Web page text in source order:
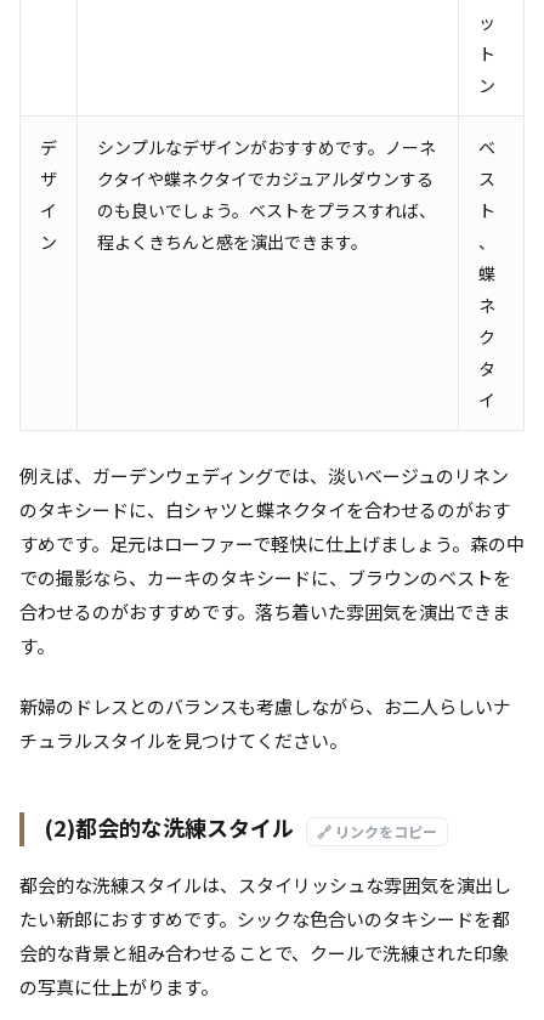
ッ
ト
ン
デ
ザ
イ
ン
シンプルなデザインがおすすめです。ノーネ
クタイや蝶ネクタイでカジュアルダウンする
のも良いでしょう。ベストをプラスすれば、
程よくきちんと感を演出できます。
ベ
ス
ト
、
蝶
ネ
ク
タ
イ
例えば、ガーデンウェディングでは、淡いベージュのリネン
のタキシードに、白シャツと蝶ネクタイを合わせるのがおす
すめです。足元はローファーで軽快に仕上げましょう。森の中
での撮影なら、カーキのタキシードに、ブラウンのベストを
合わせるのがおすすめです。落ち着いた雰囲気を演出できま
す。
新婦のドレスとのバランスも考慮しながら、お二人らしいナ
チュラルスタイルを見つけてください。
(2)都会的な洗練スタイル 🔗 リンクをコピー
都会的な洗練スタイルは、スタイリッシュな雰囲気を演出し
たい新郎におすすめです。シックな色合いのタキシードを都
会的な背景と組み合わせることで、クールで洗練された印象
の写真に仕上がります。